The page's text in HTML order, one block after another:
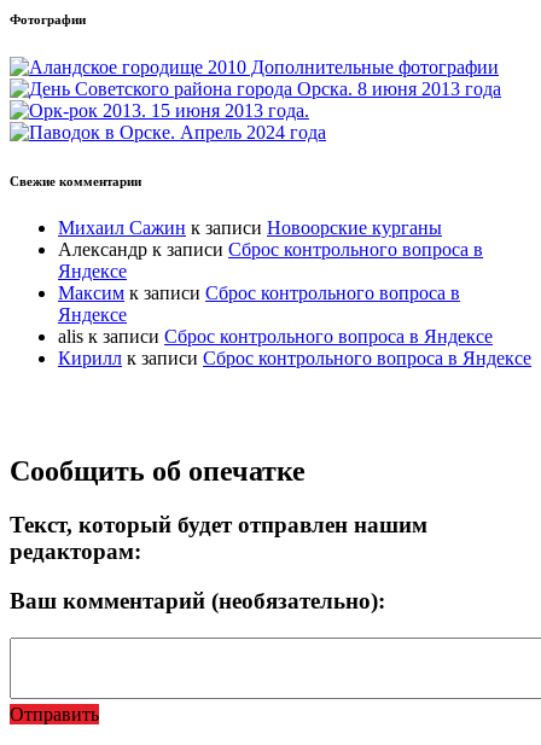
Фотографии
Свежие комментарии
Михаил Сажин к записи Новоорские курганы
Александр к записи Сброс контрольного вопроса в
Яндексе
Максим к записи Сброс контрольного вопроса в
Яндексе
alis к записи Сброс контрольного вопроса в Яндексе
Кирилл к записи Сброс контрольного вопроса в Яндексе
Прокрутка
вверх
Сообщить об опечатке
Текст, который будет отправлен нашим
редакторам:
Ваш комментарий (необязательно):
Отправить